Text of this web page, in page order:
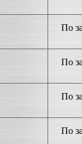
По
По
По
По